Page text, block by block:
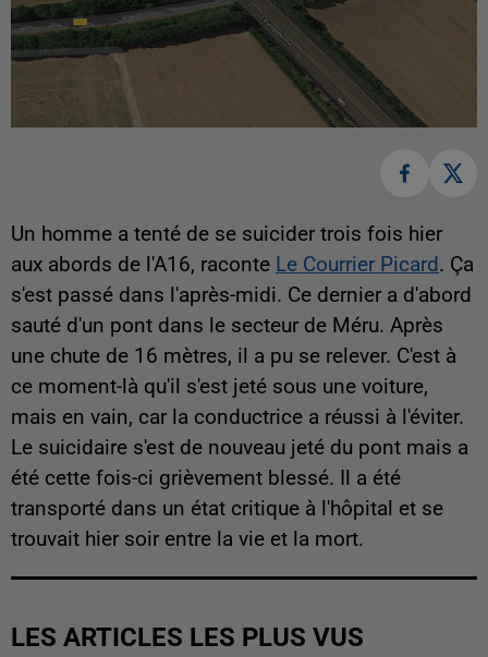
Un homme a tenté de se suicider trois fois hier
aux abords de l'A16, raconte Le Courrier Picard. Ça
s'est passé dans l'après-midi. Ce dernier a d'abord
sauté d'un pont dans le secteur de Méru. Après
une chute de 16 mètres, il a pu se relever. C'est à
ce moment-là qu'il s'est jeté sous une voiture,
mais en vain, car la conductrice a réussi à l'éviter.
Le suicidaire s'est de nouveau jeté du pont mais a
été cette fois-ci grièvement blessé. Il a été
transporté dans un état critique à l'hôpital et se
trouvait hier soir entre la vie et la mort.
LES ARTICLES LES PLUS VUS